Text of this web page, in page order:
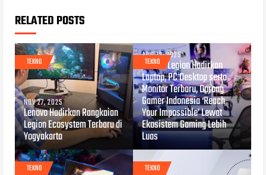
RELATED POSTS
TEKNO
NOV 27, 2025
Lenovo Hadirkan Rangkaian
Legion Ecosystem Terbaru di
Yogyakarta
TEKNO
AUG 12, 2025
Lenovo Legion Hadirkan
Laptop, PC Desktop serta
Monitor Terbaru, Dorong
Gamer Indonesia ‘Reach
Your Impossible’ Lewat
Ekosistem Gaming Lebih
Luas
TEKNO TEKNO